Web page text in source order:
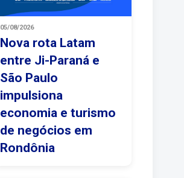
05/08/2026
Nova rota Latam
entre Ji-Paraná e
São Paulo
impulsiona
economia e turismo
de negócios em
Rondônia